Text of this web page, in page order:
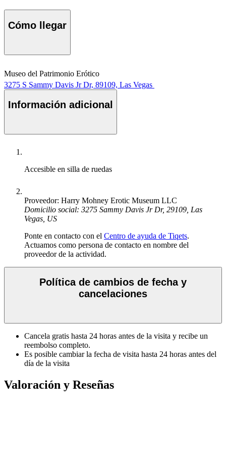
Cómo llegar
Museo del Patrimonio Erótico
3275 S Sammy Davis Jr Dr, 89109, Las Vegas
Información adicional
Accesible en silla de ruedas
Proveedor: Harry Mohney Erotic Museum LLC
Domicilio social: 3275 Sammy Davis Jr Dr, 29109, Las
Vegas, US
Ponte en contacto con el Centro de ayuda de Tiqets.
Actuamos como persona de contacto en nombre del
proveedor de la actividad.
Política de cambios de fecha y
cancelaciones
Cancela gratis hasta 24 horas antes de la visita y recibe un
reembolso completo.
Es posible cambiar la fecha de visita hasta 24 horas antes del
día de la visita
Valoración y Reseñas